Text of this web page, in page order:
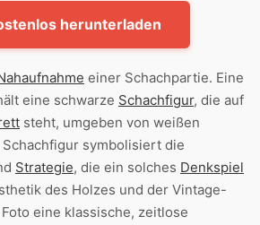
herunterladen
einer Schachpartie. Eine
eine schwarze Schachfigur, die auf
steht, umgeben von weißen
symbolisiert die
Strategie, die ein solches Denkspiel
des Holzes und der Vintage-
eine klassische, zeitlose